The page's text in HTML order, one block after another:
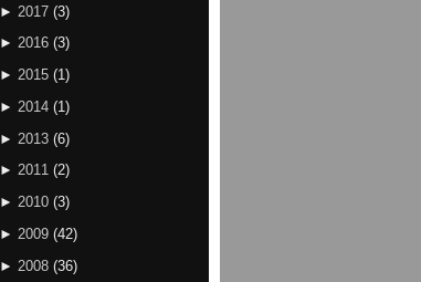
► 2017 (3)
► 2016 (3)
► 2015 (1)
► 2014 (1 )
► 2013 (6)
► 2011 (2)
► 2010 (3)
► 2009 (42)
► 2008 (36)